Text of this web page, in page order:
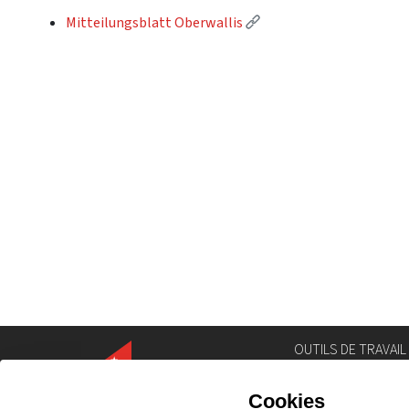
Mitteilungsblatt Oberwallis (Lien externe)
OUTILS DE TRAVAIL
Géoportail